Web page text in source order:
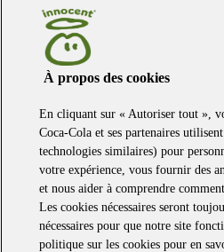
À propos des cookies
En cliquant sur « Autoriser tout »,
Coca-Cola et ses partenaires
technologies similaires) pour
votre expérience, vous fournir des
et nous aider à comprendre
Les cookies nécessaires seront
nécessaires pour que notre site
politique sur les cookies pour en